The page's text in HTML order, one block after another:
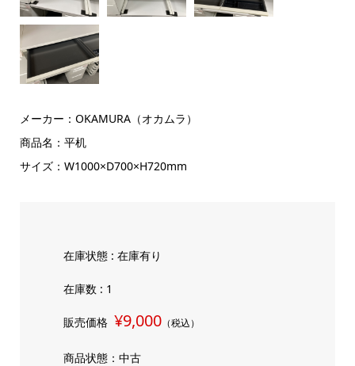
メーカー：OKAMURA（オカムラ）
商品名：平机
サイズ：W1000×D700×H720mm
在庫状態 : 在庫有り
在庫数 : 1
販売価格 ¥9,000（税込）
商品状態：中古